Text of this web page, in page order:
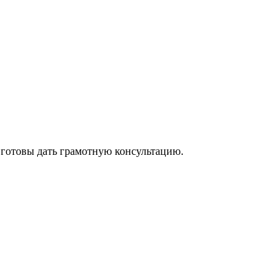
дать грамотную консультацию.